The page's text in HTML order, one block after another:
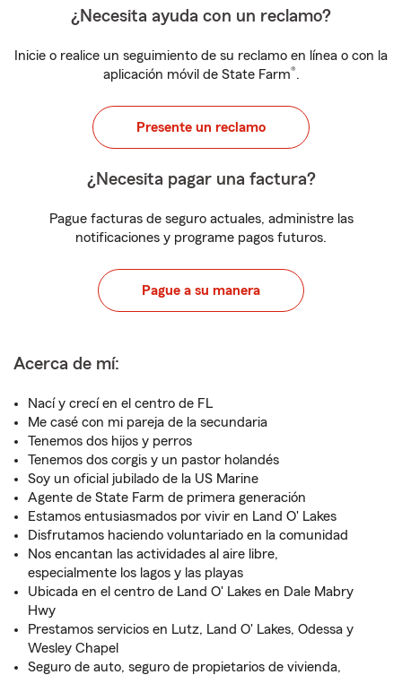
¿Necesita ayuda con un reclamo?
Inicie o realice un seguimiento de su reclamo en línea o con la
aplicación móvil de State Farm®.
Presente un reclamo
¿Necesita pagar una factura?
Pague facturas de seguro actuales, administre las
notificaciones y programe pagos futuros.
Pague a su manera
Acerca de mí:
Nací y crecí en el centro de FL
Me casé con mi pareja de la secundaria
Tenemos dos hijos y perros
Tenemos dos corgis y un pastor holandés
Soy un oficial jubilado de la US Marine
Agente de State Farm de primera generación
Estamos entusiasmados por vivir en Land O' Lakes
Disfrutamos haciendo voluntariado en la comunidad
Nos encantan las actividades al aire libre,
especialmente los lagos y las playas
Ubicada en el centro de Land O' Lakes en Dale Mabry
Hwy
Prestamos servicios en Lutz, Land O' Lakes, Odessa y
Wesley Chapel
Seguro de auto, seguro de propietarios de vivienda,